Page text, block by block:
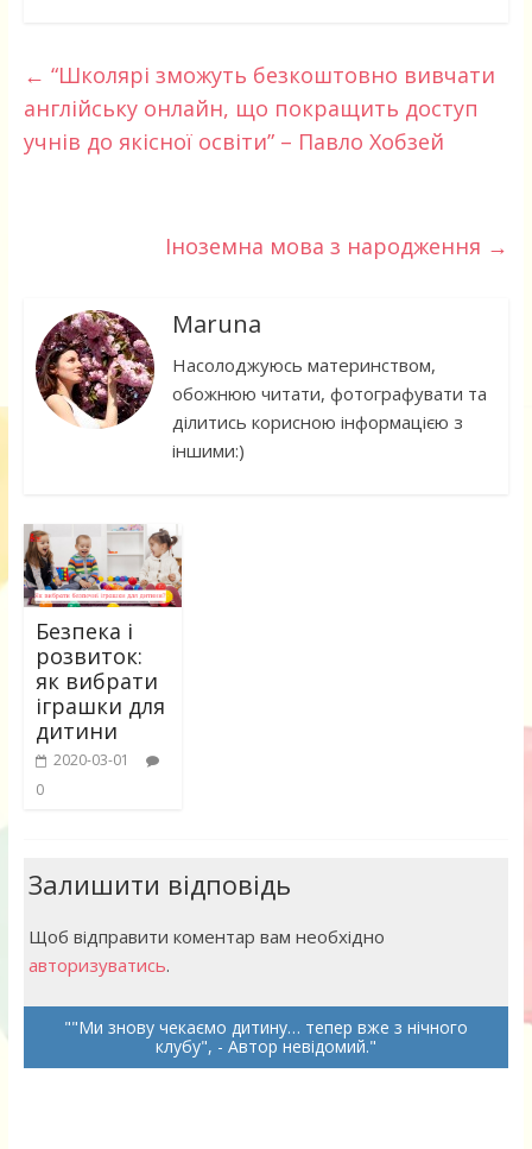
← “Школярі зможуть безкоштовно вивчати
англійську онлайн, що покращить доступ
учнів до якісної освіти” – Павло Хобзей
Іноземна мова з народження →
Maruna
Насолоджуюсь материнством,
обожнюю читати, фотографувати та
ділитись корисною інформацією з
іншими:)
Безпека і
розвиток:
як вибрати
іграшки для
дитини
2020-03-01
0
Залишити відповідь
Щоб відправити коментар вам необхідно
авторизуватись.
"Ми знову чекаємо дитину… тепер вже з нічного
клубу", - Автор невідомий.